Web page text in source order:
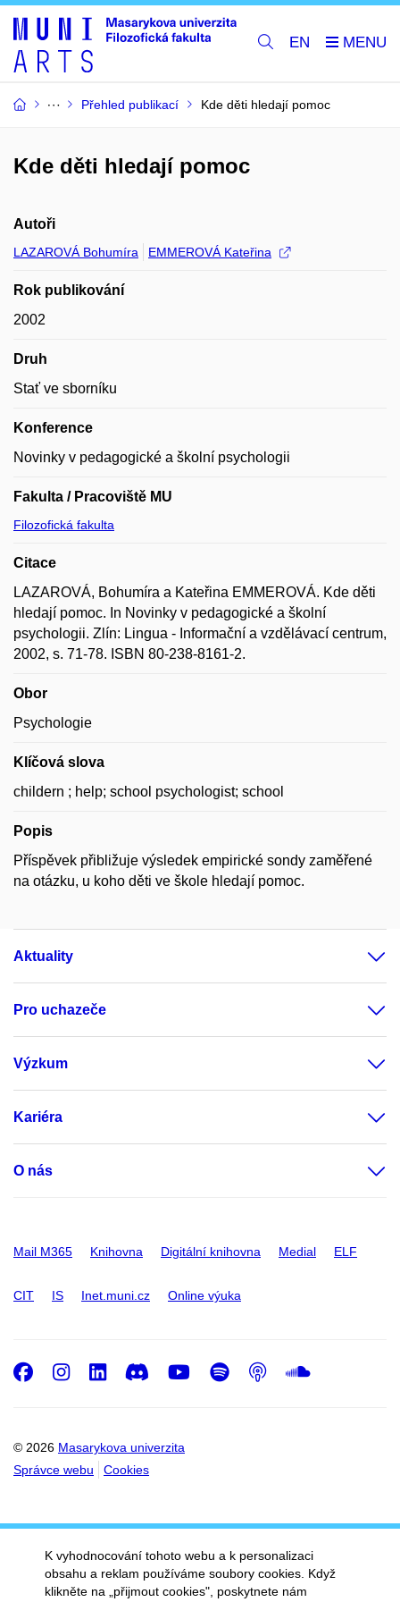
EN
Přehled publikací Kde děti hledají pomoc
Kde děti hledají pomoc
Autoři
LAZAROVÁ Bohumíra EMMEROVÁ Kateřina
Rok publikování
2002
Druh
Stať ve sborníku
Konference
Novinky v pedagogické a školní psychologii
Fakulta / Pracoviště MU
Filozofická fakulta
Citace
LAZAROVÁ, Bohumíra a Kateřina EMMEROVÁ. Kde děti
hledají pomoc. In Novinky v pedagogické a školní
psychologii. Zlín: Lingua - Informační a vzdělávací centrum,
2002, s. 71-78. ISBN 80-238-8161-2.
Obor
Psychologie
Klíčová slova
childern ; help; school psychologist; school
Popis
Příspěvek přibližuje výsledek empirické sondy zaměřené
na otázku, u koho děti ve škole hledají pomoc.
Aktuality
Pro uchazeče
Výzkum
Kariéra
O nás
Mail M365 Knihovna Digitální knihovna Medial ELF
CIT IS Inet.muni.cz Online výuka
© 2026 Masarykova univerzita
Správce webu
Cookies
Facebook
Instagram
LinkedIn
DiscordYoutube
Spotify
Podcast
K vyhodnocování tohoto webu a k personalizaci
obsahu a reklam používáme soubory cookies. Když
klikněte na „přijmout cookies", poskytnete nám